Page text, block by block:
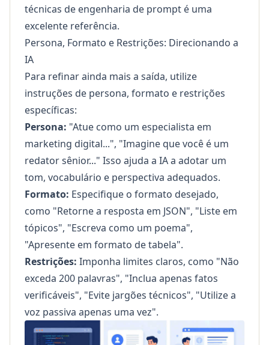
técnicas de engenharia de prompt é uma
excelente referência.
Persona, Formato e Restrições: Direcionando a
IA
Para refinar ainda mais a saída, utilize
instruções de persona, formato e restrições
específicas:
Persona: "Atue como um especialista em
marketing digital...", "Imagine que você é um
redator sênior..." Isso ajuda a IA a adotar um
tom, vocabulário e perspectiva adequados.
Formato: Especifique o formato desejado,
como "Retorne a resposta em JSON", "Liste em
tópicos", "Escreva como um poema",
"Apresente em formato de tabela".
Restrições: Imponha limites claros, como "Não
exceda 200 palavras", "Inclua apenas fatos
verificáveis", "Evite jargões técnicos", "Utilize a
voz passiva apenas uma vez".